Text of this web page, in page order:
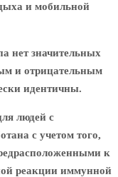
и мобильной
нет значительных
и отрицательным
идентичны.
людей с
с учетом того,
к
реакции иммунной